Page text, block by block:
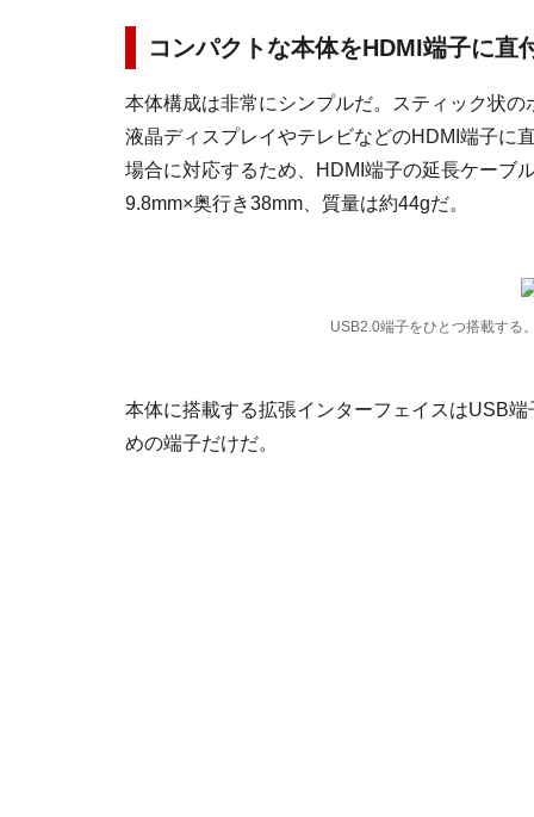
コンパクトな本体をHDMI端子に直
本体構成は非常にシンプルだ。スティック状
液晶ディスプレイやテレビなどのHDMI端子に
場合に対応するため、HDMI端子の延長ケーブ
9.8mm×奥行き38mm、質量は約44gだ。
USB2.0端子をひとつ搭載する。
本体に搭載する拡張インターフェイスはUSB
めの端子だけだ。